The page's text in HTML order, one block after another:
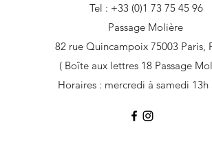
Tel : +33 (0)1 73 75 45 96
Passage Molière
82 rue Quincampoix 75003 Paris,
( Boîte aux lettres 18 Passage
Horaires : mercredi à samedi 13h